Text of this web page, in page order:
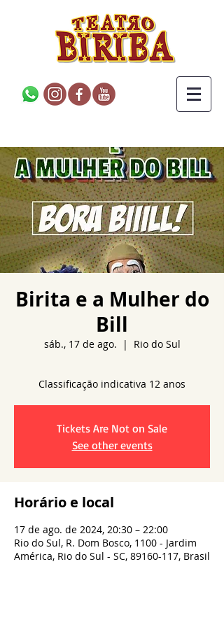
Birita e a Mulher do
Bill
sáb., 17 de ago.
  |
Rio do Sul
Tickets Are Not on Sale
See other events
Horário e local
17 de ago. de 2024, 20:30 – 22:00
Rio do Sul, R. Dom Bosco, 1100 - Jardim
América, Rio do Sul - SC, 89160-117, Brasil